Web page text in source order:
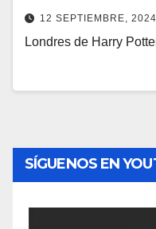
12 SEPTIEMBRE, 2024
Londres de Harry
SÍGUENOS EN